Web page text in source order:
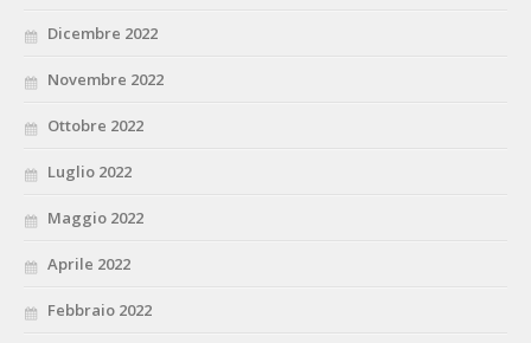
Dicembre 2022
Novembre 2022
Ottobre 2022
Luglio 2022
Maggio 2022
Aprile 2022
Febbraio 2022